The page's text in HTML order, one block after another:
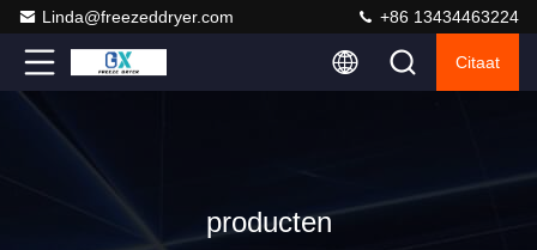
Linda@freezeddryer.com +86 13434463224
Citaat
producten